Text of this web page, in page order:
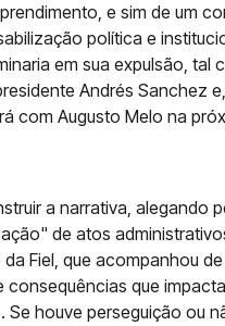
e sim de um
política e
em sua expulsão, tal
Andrés Sanchez e,
com Augusto Melo na
a narrativa, alegando
de atos
Fiel, que acompanhou
consequências que
Se houve perseguição ou